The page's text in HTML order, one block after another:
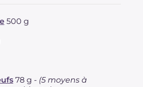
500 g
78 g - (5 moyens à